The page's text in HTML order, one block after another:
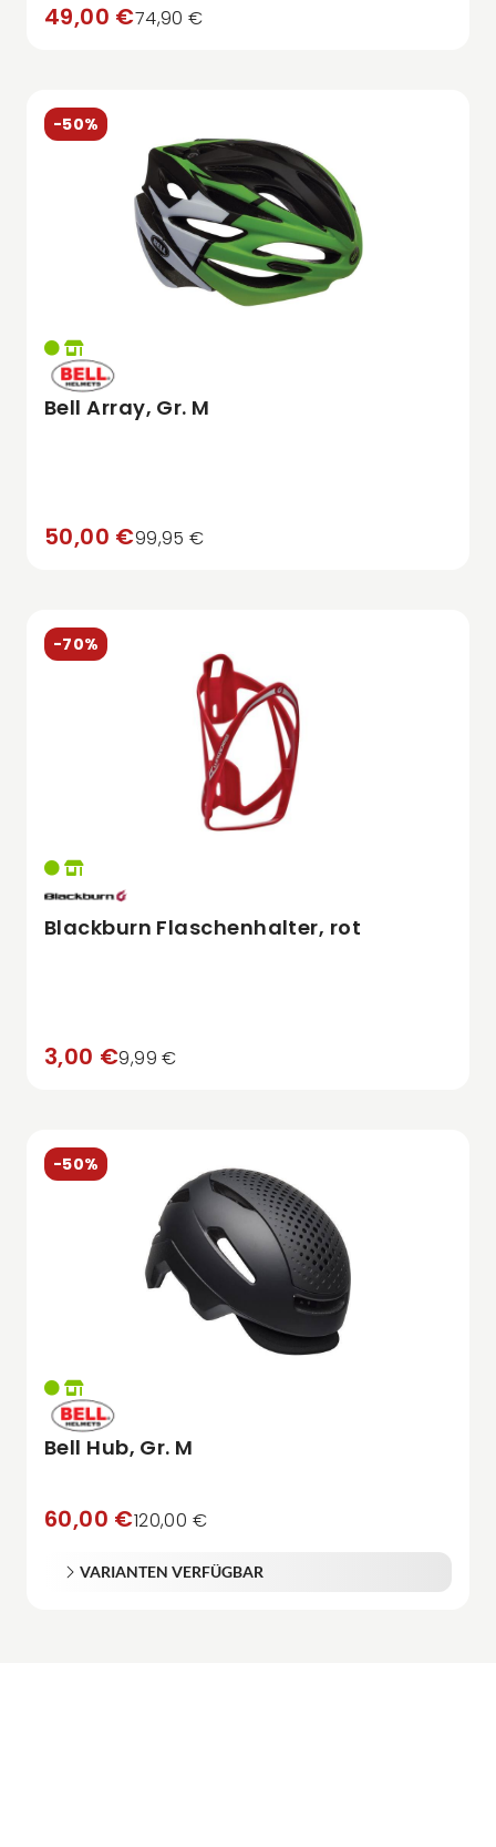
49,00 €74,90 €
-50%
Bell Array, Gr. M
50,00 €99,95 €
-70%
Blackburn Flaschenhalter, rot
3,00 €9,99 €
-50%
Bell Hub, Gr. M
60,00 €120,00 €
VARIANTEN VERFÜGBAR